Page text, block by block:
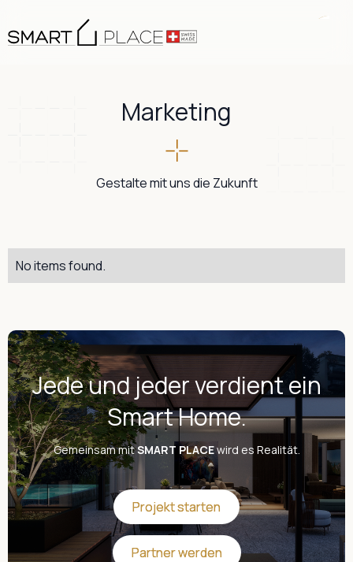
Marketing
Gestalte mit uns die Zukunft
No items found.
Jede und jeder verdient ein
Smart Home.
Gemeinsam mitSMART PLACEwird es Realität.
Projekt starten
Projekt starten
Partner werden
Partner werden